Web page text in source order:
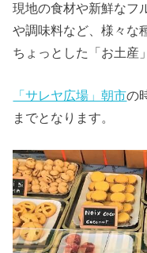
現地の食材や新鮮なフ
や調味料など、様々な
ちょっとした「お土産
「サレヤ広場」朝市の
までとなります。